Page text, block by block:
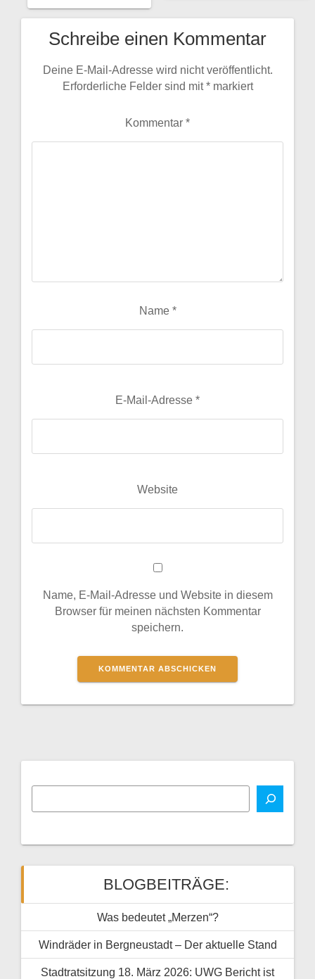
Schreibe einen Kommentar
Deine E-Mail-Adresse wird nicht veröffentlicht.
Erforderliche Felder sind mit*markiert
Kommentar *
Name *
E-Mail-Adresse *
Website
Name, E-Mail-Adresse und Website in diesem
Browser für meinen nächsten Kommentar
speichern.
BLOGBEITRÄGE:
Was bedeutet „Merzen“?
Windräder in Bergneustadt – Der aktuelle Stand
Stadtratsitzung 18. März 2026: UWG Bericht ist